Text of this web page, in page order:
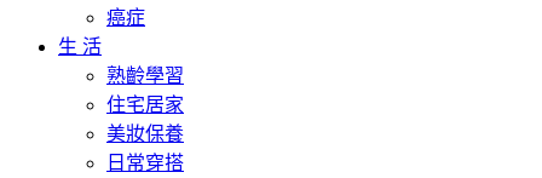
癌症
生 活
熟齡學習
住宅居家
美妝保養
日常穿搭